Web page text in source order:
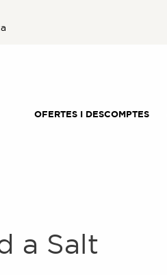
OFERTES I DESCOMPTES
a Salt